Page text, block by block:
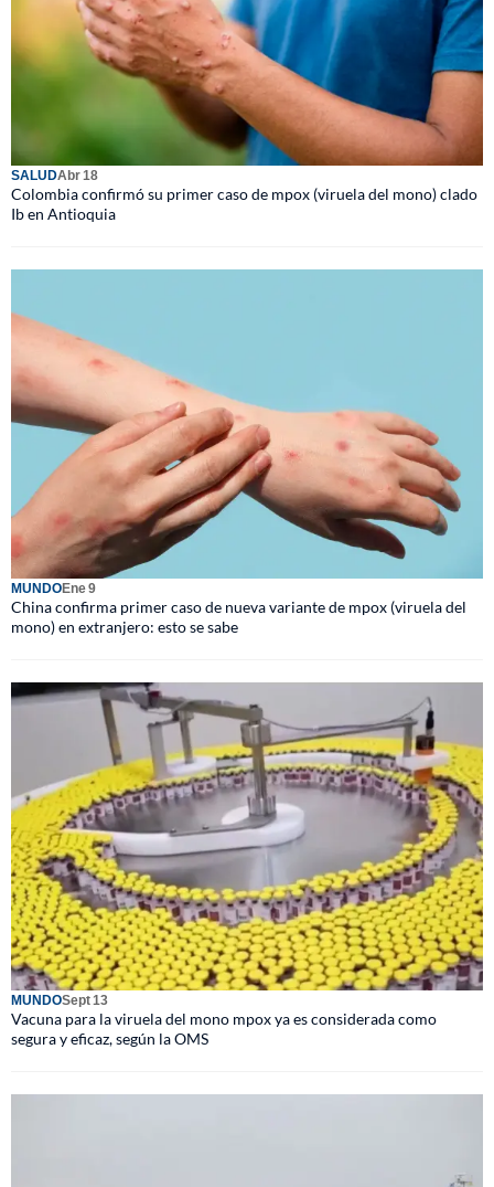
SALUDAbr 18
Colombia confirmó su primer caso de mpox (viruela del mono) clado
Ib en Antioquia
MUNDOEne 9
China confirma primer caso de nueva variante de mpox (viruela del
mono) en extranjero: esto se sabe
MUNDOSept 13
Vacuna para la viruela del mono mpox ya es considerada como
segura y eficaz, según la OMS